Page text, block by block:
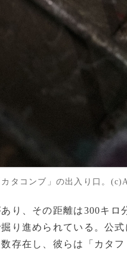
タコンブ」の出入り口。
り、その距離は300キロ
り進められている。公
存在し、彼らは「カタ